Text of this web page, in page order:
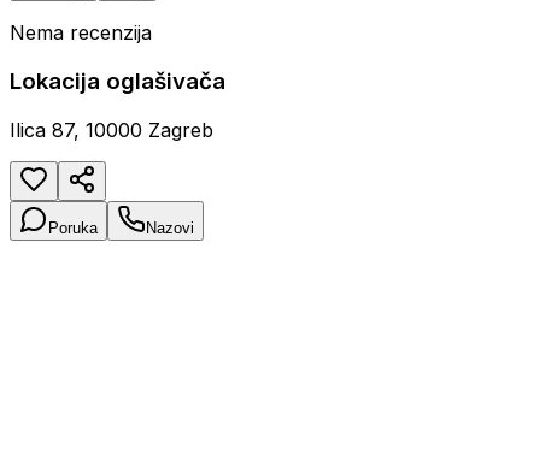
Nema recenzija
Lokacija oglašivača
Ilica 87, 10000 Zagreb
Poruka Nazovi